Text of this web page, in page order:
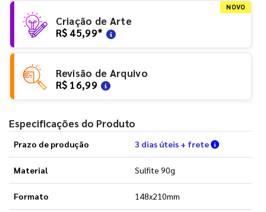
NOVO
Criação de Arte
R$ 45,99*
Revisão de Arquivo
R$ 16,99
Especificações do Produto
Prazo de produção 3 dias úteis + frete Verifique
Material Sulfite 90g
Formato 148x210mm